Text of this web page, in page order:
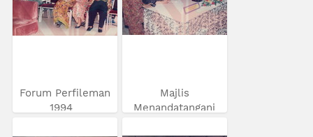
Forum Perfileman
1994
Majlis
Menandatangani